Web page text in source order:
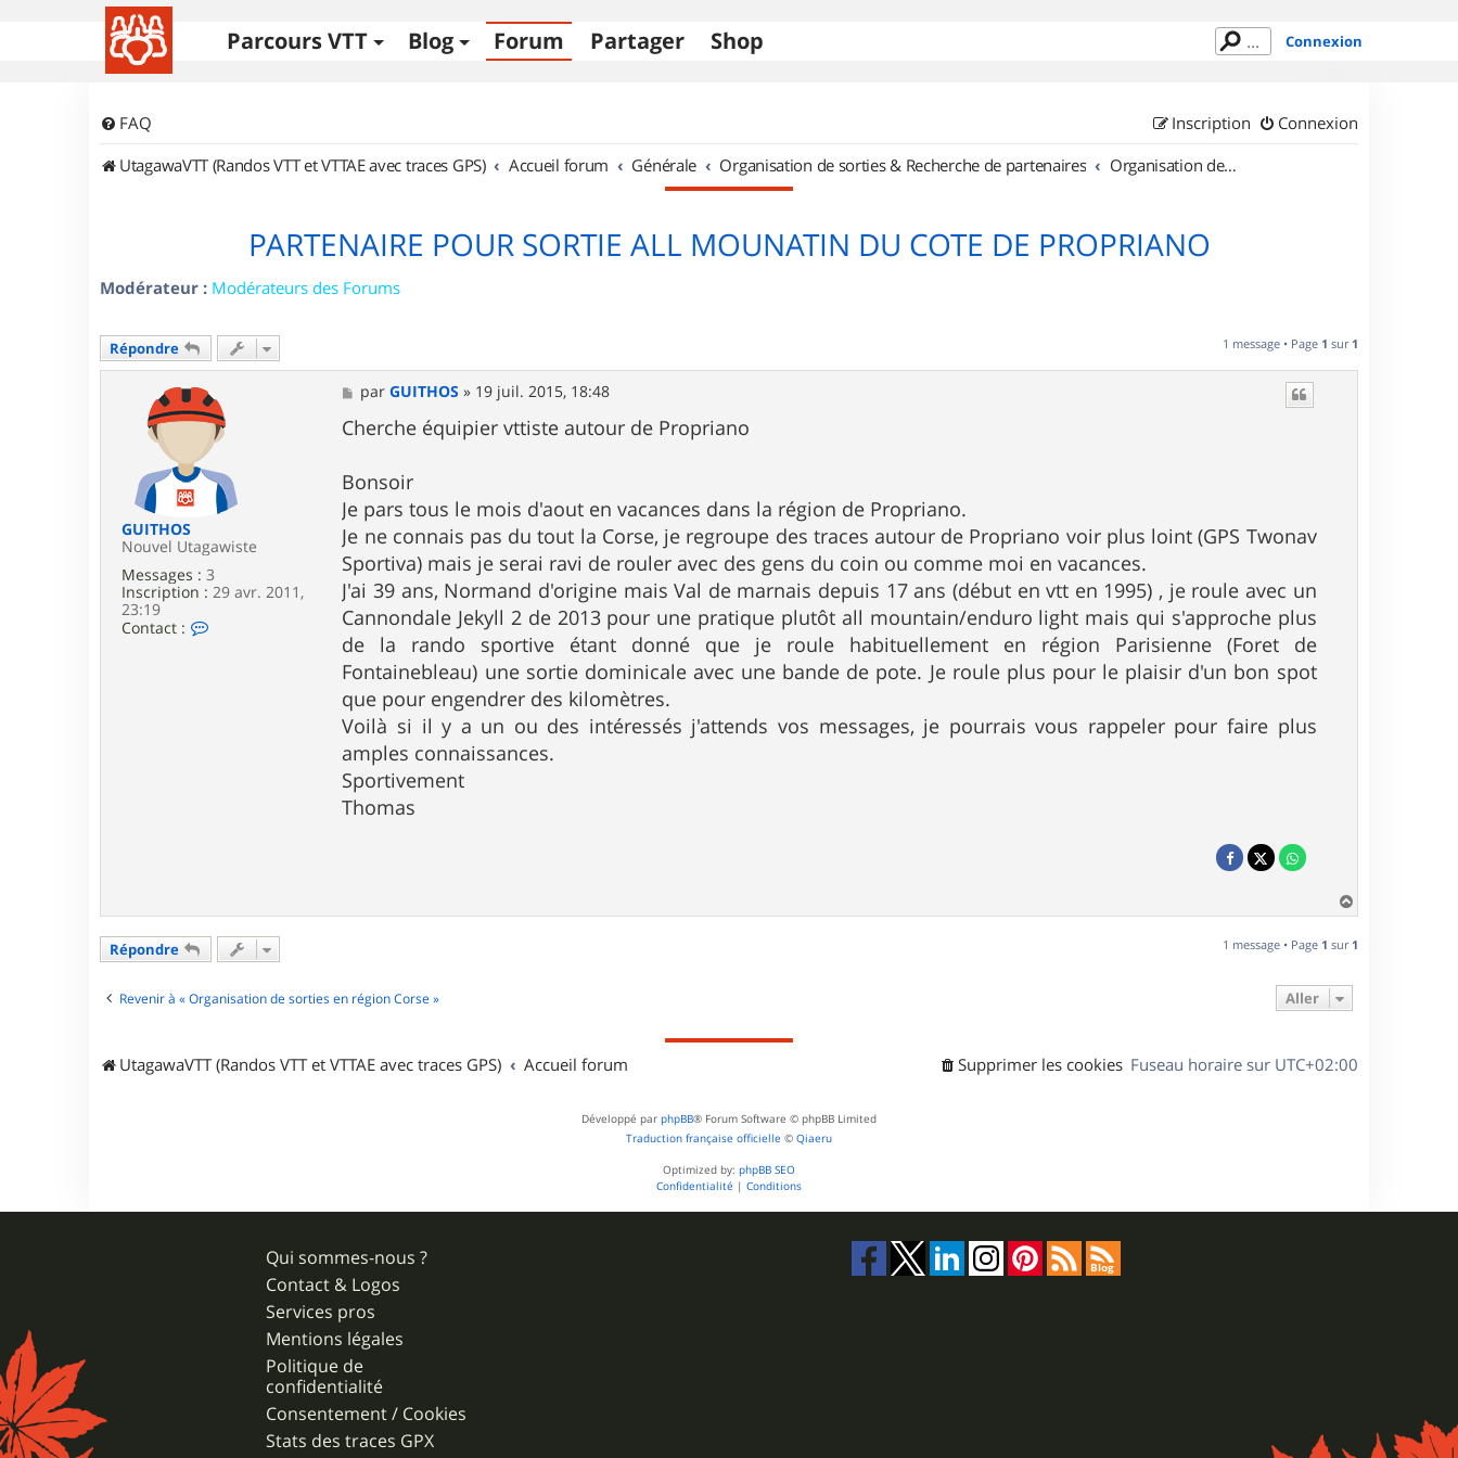
Parcours VTT Blog Forum Partager Shop Connexion
FAQ Connexion
Inscription
UtagawaVTT (Randos VTT et VTTAE avec traces GPS)
Accueil forum Générale Organisation de sorties & Recherche de partenaires Organisation de sorties en région Corse
PARTENAIRE POUR SORTIE ALL MOUNATIN DU COTE DE PROPRIANO
Modérateur : Modérateurs des Forums
Répondre 1 message • Page 1 sur 1
GUITHOS
Nouvel Utagawiste
Messages : 3
Inscription : 29 avr. 2011,
23:19
Contact :
M
e
s
s
g
e
parGUITHOS » 19 juil. 2015, 18:48
Cherche équipier vttiste autour de Propriano
Bonsoir
Je pars tous le mois d'aout en vacances dans la région de Propriano.
Je ne connais pas du tout la Corse, je regroupe des traces autour de Propriano voir plus loint (GPS Twonav
Sportiva) mais je serai ravi de rouler avec des gens du coin ou comme moi en vacances.
J'ai 39 ans, Normand d'origine mais Val de marnais depuis 17 ans (début en vtt en 1995) , je roule avec un
Cannondale Jekyll 2 de 2013 pour une pratique plutôt all mountain/enduro light mais qui s'approche plus
de la rando sportive étant donné que je roule habituellement en région Parisienne (Foret de
Fontainebleau) une sortie dominicale avec une bande de pote. Je roule plus pour le plaisir d'un bon spot
que pour engendrer des kilomètres.
Voilà si il y a un ou des intéressés j'attends vos messages, je pourrais vous rappeler pour faire plus
amples connaissances.
Sportivement
Thomas
a
t
Répondre 1 message • Page 1 sur 1
Revenir à « Organisation de sorties en région Corse » Aller
UtagawaVTT (Randos VTT et VTTAE avec traces GPS) Accueil forum Fuseau horaire sur UTC+02:00
Supprimer les cookies
Développé par phpBB® Forum Software © phpBB Limited
Traduction française officielle © Qiaeru
Optimized by: phpBB SEO
Confidentialité | Conditions
Qui sommes-nous ?
Contact & Logos
Services pros
Mentions légales
Politique de
confidentialité
Consentement / Cookies
Stats des traces GPX